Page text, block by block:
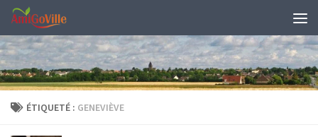
Skip to content
ÉTIQUETÉ : GENEVIÈVE